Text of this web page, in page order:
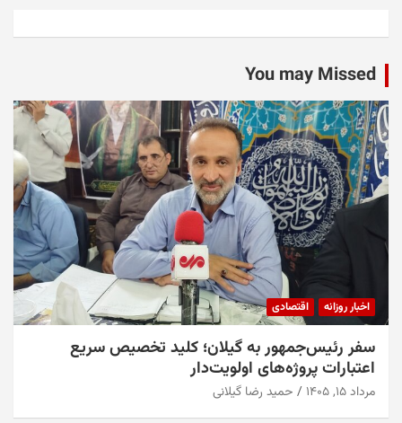
You may Missed
اخبار روزانه اقتصادی
سفر رئیس‌جمهور به گیلان؛ کلید تخصیص سریع
اعتبارات پروژه‌های اولویت‌دار
مرداد ۱۵, ۱۴۰۵ حمید رضا گیلانی